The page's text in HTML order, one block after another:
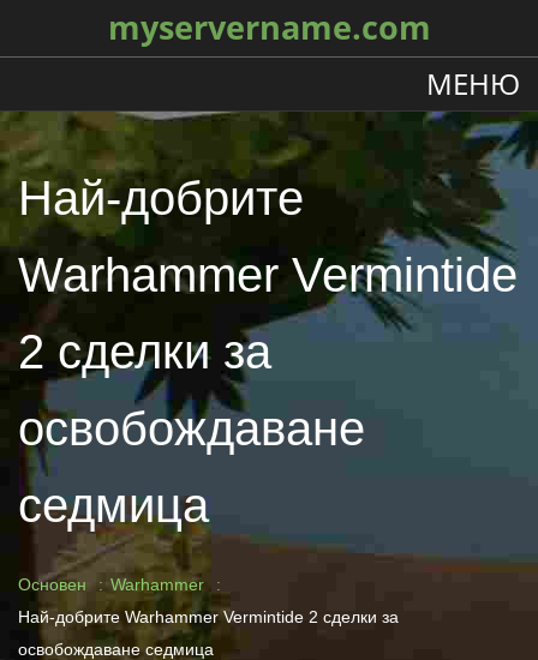
myservername.com
МЕНЮ
Най-добрите
Warhammer Vermintide
2 сделки за
освобождаване
седмица
Основен
Warhammer
Най-добрите Warhammer Vermintide 2 сделки за
освобождаване седмица